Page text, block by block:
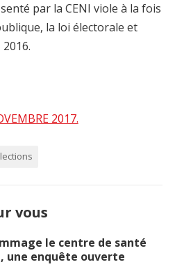
par la CENI viole à la fois
la loi électorale et
2017.
vous
le centre de santé
une enquête ouverte